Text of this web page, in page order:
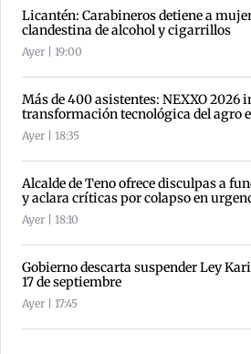
Licantén: Carabineros detiene a
clandestina de alcohol y cigarrillos
Ayer | 19:00
Más de 400 asistentes: NEXXO 2026
transformación tecnológica del agro
Ayer | 18:35
Alcalde de Teno ofrece disculpas a
y aclara críticas por colapso en
Ayer | 18:10
Gobierno descarta suspender Ley
17 de septiembre
Ayer | 17:45